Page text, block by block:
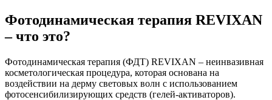
Фотодинамическая терапия REVIXAN
– что это?
Фотодинамическая терапия (ФДТ) REVIXAN – неинвазивная
косметологическая процедура, которая основана на
воздействии на дерму световых волн с использованием
фотосенсибилизирующих средств (гелей-активаторов).